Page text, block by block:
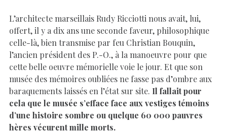
L’architecte marseillais Rudy Ricciotti nous avait, lui,
offert, il y a dix ans une seconde faveur, philosophique
celle-là, bien transmise par feu Christian Bouquin,
l’ancien président des P.-O., à la manoeuvre pour que
cette belle oeuvre mémorielle voie le jour. Et que son
musée des mémoires oubliées ne fasse pas d’ombre aux
baraquements laissés en l’état sur site. Il fallait pour
cela que le musée s’efface face aux vestiges témoins
d’une histoire sombre ou quelque 60 000 pauvres
hères vécurent mille morts.